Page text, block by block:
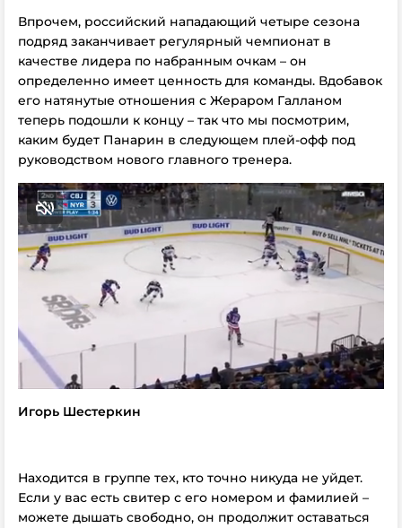
Впрочем, российский нападающий четыре сезона
подряд заканчивает регулярный чемпионат в
качестве лидера по набранным очкам – он
определенно имеет ценность для команды. Вдобавок
его натянутые отношения с Жераром Галланом
теперь подошли к концу – так что мы посмотрим,
каким будет Панарин в следующем плей-офф под
руководством нового главного тренера.
Игорь Шестеркин
Находится в группе тех, кто точно никуда не уйдет.
Если у вас есть свитер с его номером и фамилией –
можете дышать свободно, он продолжит оставаться